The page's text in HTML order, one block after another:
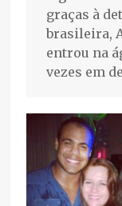
graças à
brasileira,
entrou na
vezes em